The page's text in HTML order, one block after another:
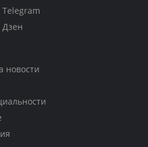
Telegram
Дзен
новости